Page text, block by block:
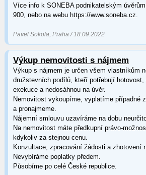
Více info k SONEBA podnikatelským
900, nebo na webu https://www.soneba.cz.
Pavel Sokola, Praha / 18.09.2022
Výkup nemovitosti s nájmem
Výkup s nájmem je určen všem vlastníkům
družstevních podílů, kteří potřebují
exekuce a nedosáhnou na úvěr.
Nemovitost vykoupíme, vyplatíme případné
a pronajmeme.
Nájemní smlouvu uzavíráme na dobu
Na nemovitost máte předkupní právo-
kdykoliv za stejnou cenu.
Konzultace, zpracování žádosti a zhotovení
Nevybíráme poplatky předem.
Působíme po celé České republice.